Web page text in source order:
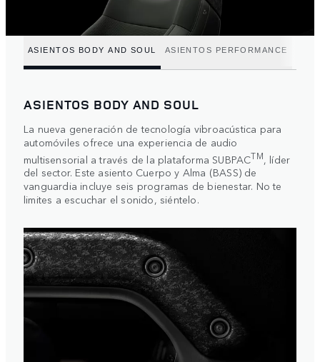
ASIENTOS BODY AND SOUL ASIENTOS PERFORMANCE
ASIENTOS BODY AND SOUL
La nueva generación de tecnología vibroacústica para
automóviles ofrece una experiencia de audio
multisensorial a través de la plataforma SUBPACTM, líder
del sector. Este asiento Cuerpo y Alma (BASS) de
vanguardia incluye seis programas de bienestar. No te
limites a escuchar el sonido, siéntelo.